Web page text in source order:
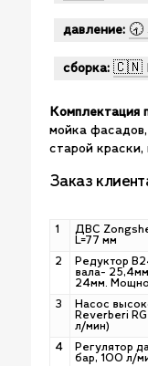
давление: 🕣
сборка: 🇨🇳
Комплектация
мойка
старой краски,
Заказ
1
ДВС
L=77 мм
2
Редуктор
вала-
24мм.
3
Насос
Reverberi
л/мин)
4
Регулятор
бар, 100 л/